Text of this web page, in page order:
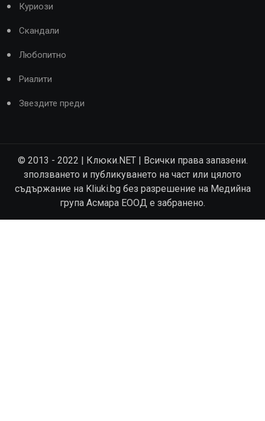
Куриози
Скандали
Любопитно
Риалити
Звездите преди
© 2013 - 2022 | Клюки.NET | Всички права запазени.
зползването и публикуването на част или цялото
съдържание на Kliuki.bg без разрешение на Медийна
група Асмара ЕООД е забранено.